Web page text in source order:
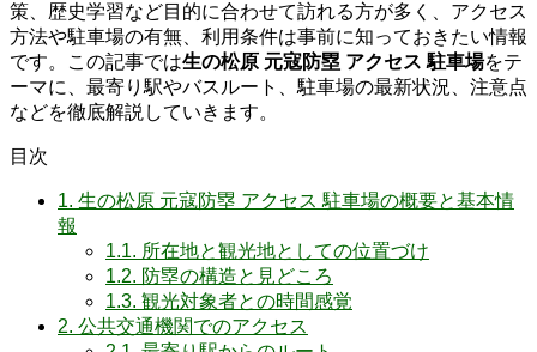
策、歴史学習など目的に合わせて訪れる方が多く、アクセス
方法や駐車場の有無、利用条件は事前に知っておきたい情報
です。この記事では生の松原 元寇防塁 アクセス 駐車場をテ
ーマに、最寄り駅やバスルート、駐車場の最新状況、注意点
などを徹底解説していきます。
目次
1. 生の松原 元寇防塁 アクセス 駐車場の概要と基本情
報
1.1. 所在地と観光地としての位置づけ
1.2. 防塁の構造と見どころ
1.3. 観光対象者との時間感覚
2. 公共交通機関でのアクセス